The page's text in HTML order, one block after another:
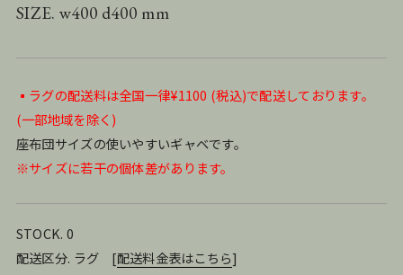
SIZE. w400 d400 mm
▪️ラグの配送料は全国一律¥1100 (税込)で配送しております。
(一部地域を除く)
座布団サイズの使いやすいギャベです。
※サイズに若干の個体差があります。
STOCK. 0
配送区分. ラグ [配送料金表はこちら]